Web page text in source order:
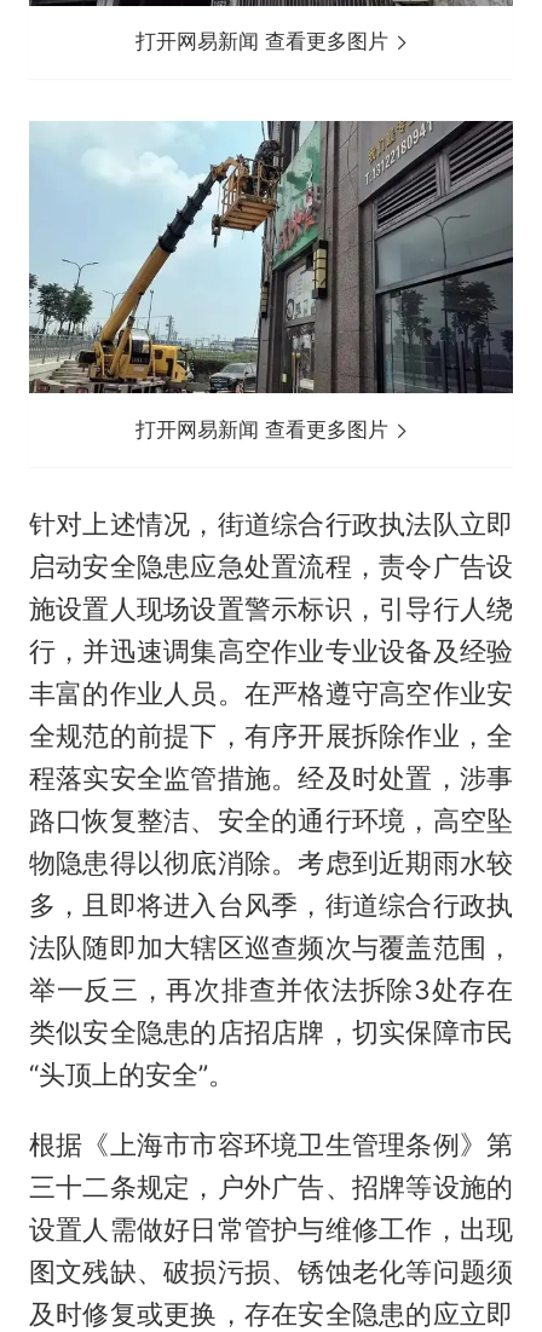
打开网易新闻 查看更多图片
打开网易新闻 查看更多图片
针对上述情况，街道综合行政执法队立即
启动安全隐患应急处置流程，责令广告设
施设置人现场设置警示标识，引导行人绕
行，并迅速调集高空作业专业设备及经验
丰富的作业人员。在严格遵守高空作业安
全规范的前提下，有序开展拆除作业，全
程落实安全监管措施。经及时处置，涉事
路口恢复整洁、安全的通行环境，高空坠
物隐患得以彻底消除。考虑到近期雨水较
多，且即将进入台风季，街道综合行政执
法队随即加大辖区巡查频次与覆盖范围，
举一反三，再次排查并依法拆除3处存在
类似安全隐患的店招店牌，切实保障市民
“头顶上的安全”。
根据《上海市市容环境卫生管理条例》第
三十二条规定，户外广告、招牌等设施的
设置人需做好日常管护与维修工作，出现
图文残缺、破损污损、锈蚀老化等问题须
及时修复或更换，存在安全隐患的应立即